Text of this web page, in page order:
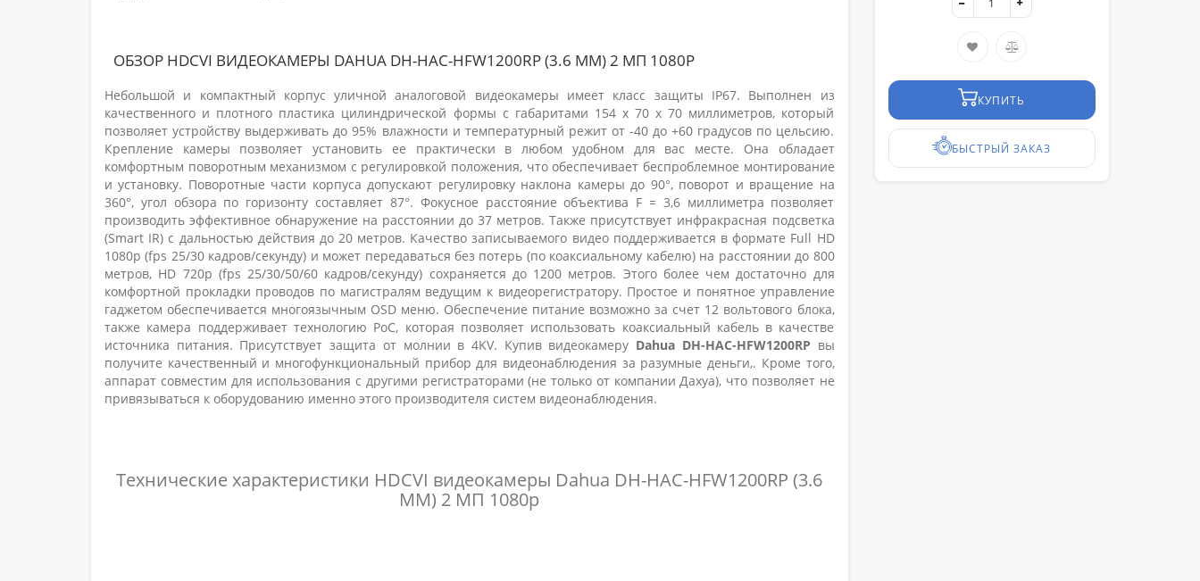
ОБЗОР HDCVI ВИДЕОКАМЕРЫ DAHUA DH-HAC-HFW1200RP (3.6 ММ) 2 МП 1080P
Небольшой и компактный корпус уличной аналоговой видеокамеры имеет класс защиты IP67. Выполнен из
качественного и плотного пластика цилиндрической формы с габаритами 154 х 70 х 70 миллиметров, который
позволяет устройству выдерживать до 95% влажности и температурный режит от -40 до +60 градусов по цельсию.
Крепление камеры позволяет установить ее практически в любом удобном для вас месте. Она обладает
комфортным поворотным механизмом с регулировкой положения, что обеспечивает беспроблемное монтирование
и установку. Поворотные части корпуса допускают регулировку наклона камеры до 90°, поворот и вращение на
360°, угол обзора по горизонту составляет 87°. Фокусное расстояние объектива F = 3,6 миллиметра позволяет
производить эффективное обнаружение на расстоянии до 37 метров. Также присутствует инфракрасная подсветка
(Smart IR) с дальностью действия до 20 метров. Качество записываемого видео поддерживается в формате Full HD
1080p (fps 25/30 кадров/секунду) и может передаваться без потерь (по коаксиальному кабелю) на расстоянии до 800
метров, HD 720p (fps 25/30/50/60 кадров/секунду) сохраняется до 1200 метров. Этого более чем достаточно для
комфортной прокладки проводов по магистралям ведущим к видеорегистратору. Простое и понятное управление
гаджетом обеспечивается многоязычным OSD меню. Обеспечение питание возможно за счет 12 вольтового блока,
также камера поддерживает технологию PoC, которая позволяет использовать коаксиальный кабель в качестве
источника питания. Присутствует защита от молнии в 4KV. Купив видеокамеру Dahua DH-HAC-HFW1200RP вы
получите качественный и многофункциональный прибор для видеонаблюдения за разумные деньги,. Кроме того,
аппарат совместим для использования с другими регистраторами (не только от компании Дахуа), что позволяет не
привязываться к оборудованию именно этого производителя систем видеонаблюдения.
Технические характеристики HDCVI видеокамеры Dahua DH-HAC-HFW1200RP (3.6
ММ) 2 МП 1080p
КУПИТЬ
БЫСТРЫЙ ЗАКАЗ